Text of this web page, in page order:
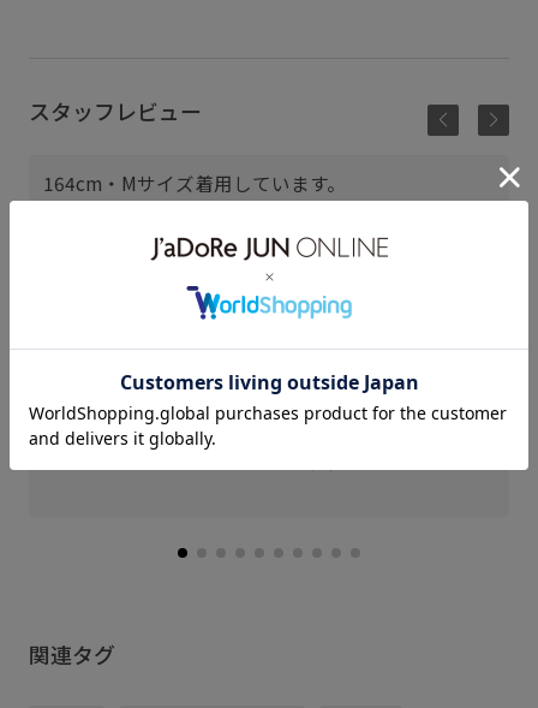
スタッフレビュー
164cm・Mサイズ着用しています。
ワイドシルエットですが、サイドライン入りですっ
きり見えします。
ストンと落ちるデザインで脚長効果も◎
パーソナルカラー： イエベ秋
普段のボトムスサイズ： M or L
着用サイズ : M
関連タグ